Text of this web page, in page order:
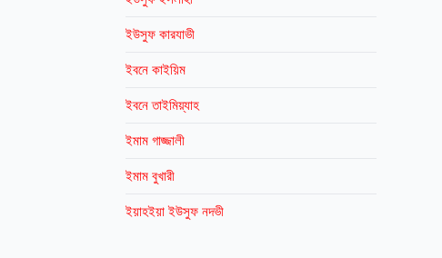
ইউসুফ কারযাভী
ইবনে কাইয়িম
ইবনে তাইমিয়্যাহ
ইমাম গাজ্জালী
ইমাম বুখারী
ইয়াহইয়া ইউসুফ নদভী